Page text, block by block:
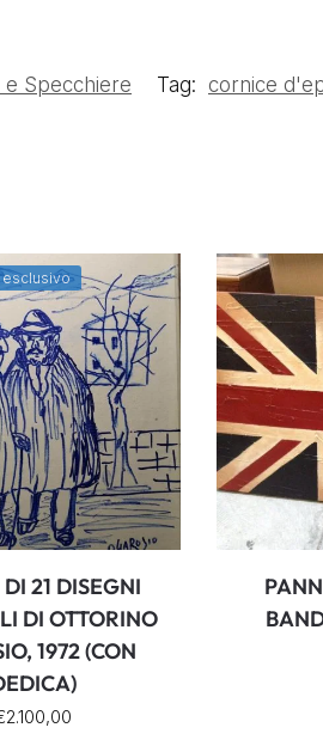
e Specchiere Tag: cornice
esclusivo
21 DISEGNI
DI OTTORINO
1972 (CON
2.100,00